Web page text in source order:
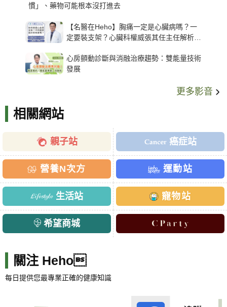
慣」、藥物可能根本沒打進去
【名醫在Heho】胸痛一定是心臟病嗎？一
定要裝支架？心臟科權威張其任主任解析支
心房顫動診斷與消融治療趨勢：雙能量技術
發展
更多影音
相關網站
親子站 癌症站
營養N次方 運動站
生活站 寵物站
希望商城
關注 Heho
每日提供您最專業正確的健康知識